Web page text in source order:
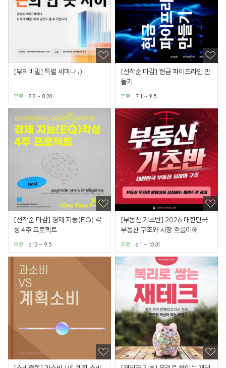
[부의비밀] 특별 세미나 ;)
8.8 ~ 8.28
무료
[선착순 마감] 현금 파이프라인 만
들기
7.1 ~ 9.5
무료
[선착순 마감] 경제 지능(EQ) 각
성 4주 프로젝트
6.13 ~ 9.5
무료
[부동산 기초반] 2026 대한민국
부동산 구조와 시장 흐름이해
6.1 ~ 10.31
무료